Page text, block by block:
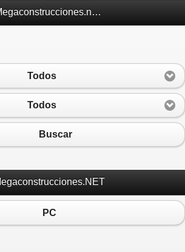
Megaconstrucciones.net Móvil
Todos
Todos
Buscar
PC